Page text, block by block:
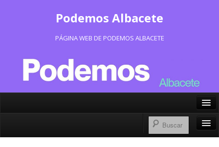
Podemos Albacete
PÁGINA WEB DE PODEMOS ALBACETE
Facebook